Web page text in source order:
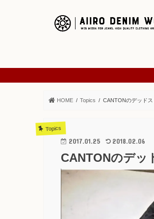
HOME Topics CANTONのデッド
Topics
2017.01.25 2018.02.06
CANTONのデッ